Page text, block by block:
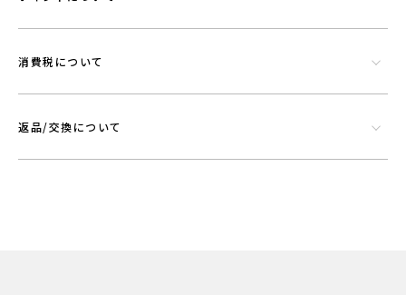
消費税について
返品/交換について